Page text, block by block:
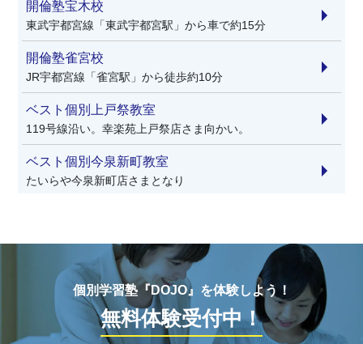
開倫塾宝木校
東武宇都宮線「東武宇都宮駅」から車で約15分
開倫塾雀宮校
JR宇都宮線「雀宮駅」から徒歩約10分
ベスト個別上戸祭教室
119号線沿い。幸楽苑上戸祭店さま向かい。
ベスト個別今泉新町教室
たいらや今泉新町店さまとなり
森塾宇都宮校
JR宇都宮線・日光線 宇都宮駅 徒歩3分
個別指導学院ヒーローズ宇都宮山本校
田原街道山本交番向かい
個別学習塾『DOJO』を体験しよう！
無料体験受付中！